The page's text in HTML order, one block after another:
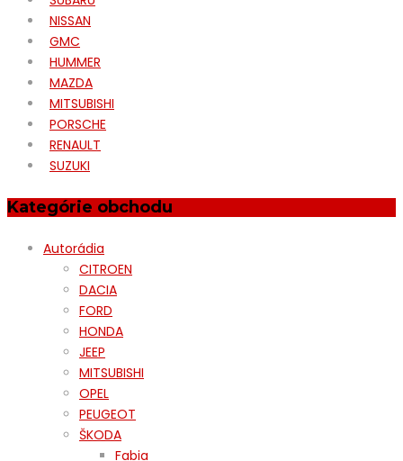
NISSAN
GMC
HUMMER
MAZDA
MITSUBISHI
PORSCHE
RENAULT
SUZUKI
Kategórie obchodu
Autorádia
CITROEN
DACIA
FORD
HONDA
JEEP
MITSUBISHI
OPEL
PEUGEOT
ŠKODA
Fabia